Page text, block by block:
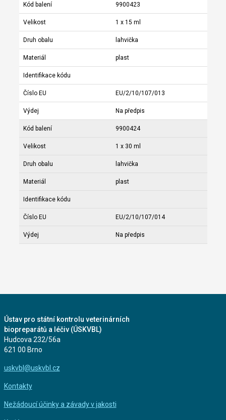
Kód balení 9900423
Velikost 1 x 15 ml
Druh obalu lahvička
Materiál plast
Identifikace kódu
Číslo EU EU/2/10/107/013
Výdej Na předpis
Kód balení 9900424
Velikost 1 x 30 ml
Druh obalu lahvička
Materiál plast
Identifikace kódu
Číslo EU EU/2/10/107/014
Výdej Na předpis
Ústav pro státní kontrolu veterinárních
biopreparátů a léčiv (ÚSKVBL)
Hudcova 232/56a
621 00 Brno
uskvbl@uskvbl.cz
Kontakty
Nežádoucí účinky a závady v jakosti